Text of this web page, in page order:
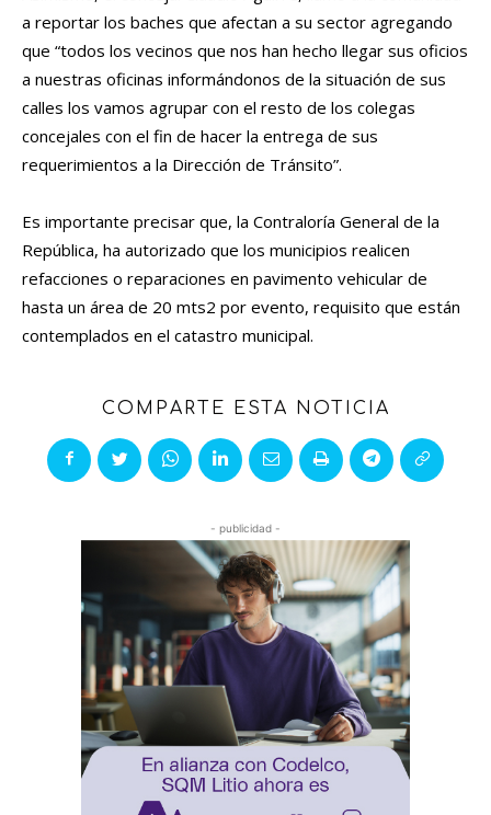
a reportar los baches que afectan a su sector agregando
que “todos los vecinos que nos han hecho llegar sus oficios
a nuestras oficinas informándonos de la situación de sus
calles los vamos agrupar con el resto de los colegas
concejales con el fin de hacer la entrega de sus
requerimientos a la Dirección de Tránsito”.
Es importante precisar que, la Contraloría General de la
República, ha autorizado que los municipios realicen
refacciones o reparaciones en pavimento vehicular de
hasta un área de 20 mts2 por evento, requisito que están
contemplados en el catastro municipal.
COMPARTE ESTA NOTICIA
- publicidad -